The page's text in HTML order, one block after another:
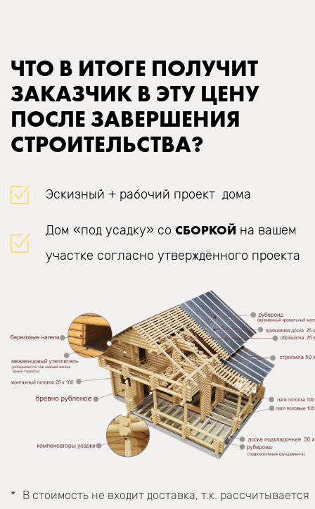
ЧТО В ИТОГЕ ПОЛУЧИТ
ЗАКАЗЧИК В ЭТУ ЦЕНУ
ПОСЛЕ ЗАВЕРШЕНИЯ
СТРОИТЕЛЬСТВА?
Эскизный + рабочий проект дома
Дом «под усадку» со СБОРКОЙ на вашем
участке согласно утверждённого проекта
В стоимость не входит доставка, т.к. рассчитывается